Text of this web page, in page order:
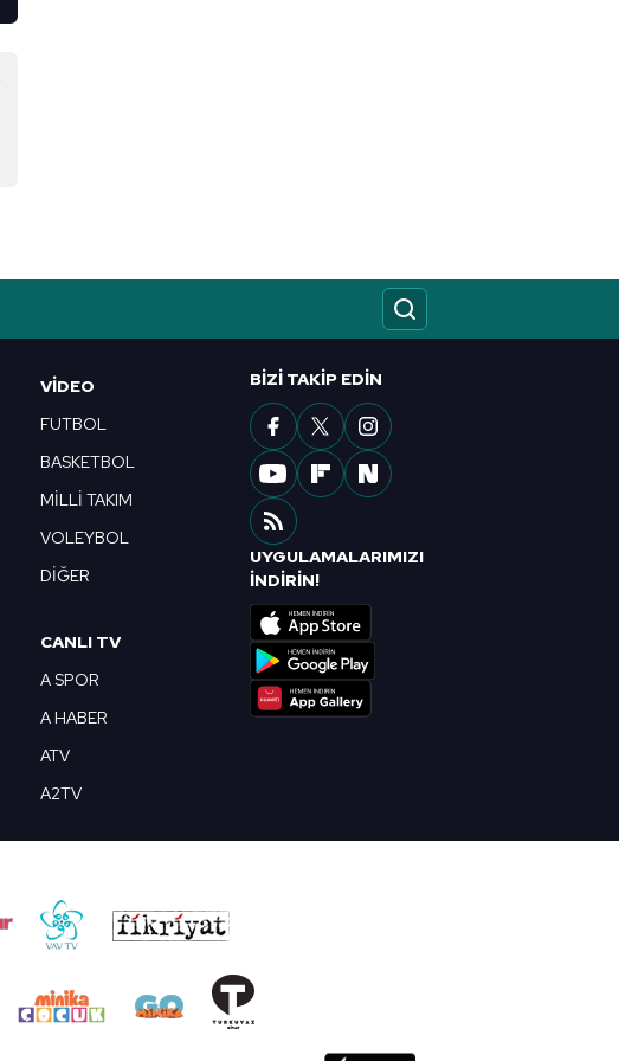
VIDEO
FUTBOL
BASKETBOL
MİLLİ TAKIM
VOLEYBOL
DİĞER
CANLI TV
A SPOR
A HABER
ATV
A2TV
BIZI TAKIP EDIN
UYGULAMALARIMIZI
İNDİRİN!